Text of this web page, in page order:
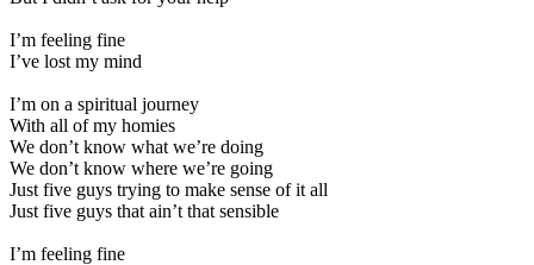
I’m feeling fine
I’ve lost my mind
I’m on a spiritual journey
With all of my homies
We don’t know what we’re doing
We don’t know where we’re going
Just five guys trying to make sense of it all
Just five guys that ain’t that sensible
I’m feeling fine